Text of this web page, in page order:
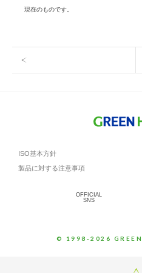
現在のものです。
ISO基本方針
製品に対する注意事項
OFFICIAL
SNS
© 1998-2026 GREEN